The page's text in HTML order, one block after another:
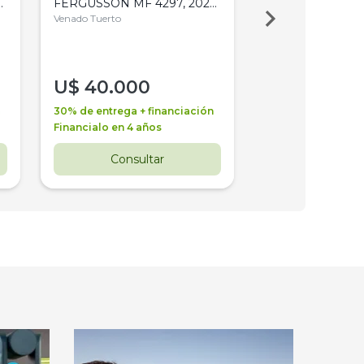
FERGUSSON MF 4297, 2020,
4WD, PATON
Venado Tuerto
U$ 40.000
30% de entrega + financiación
Financialo en 4 años
Consultar
Venado Tuerto